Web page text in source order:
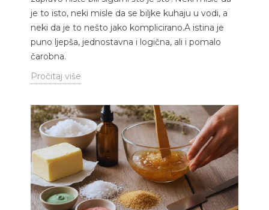
je to isto, neki misle da se biljke kuhaju u vodi, a
neki da je to nešto jako komplicirano.A istina je
puno ljepša, jednostavna i logična, ali i pomalo
čarobna.
Pročitaj više